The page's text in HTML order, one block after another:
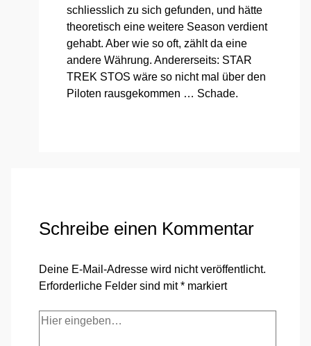
schliess­lich zu sich gefun­den, und hät­te
theo­re­tisch eine wei­te­re Sea­son ver­dient
gehabt. Aber wie so oft, zählt da eine
ande­re Wäh­rung. Ande­rer­seits: STAR
TREK STOS wäre so nicht mal über den
Pilo­ten raus­ge­kom­men … Scha­de.
Schreibe einen Kommentar
Deine E-Mail-Adresse wird nicht veröffentlicht.
Erforderliche Felder sind mit* markiert
Hier